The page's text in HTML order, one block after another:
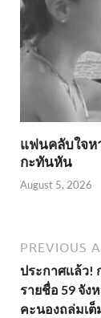
แฟนคลับใจห
กะทันหัน
August 5, 2026
PREVIOUS
ประกาศเเล้ว!
รายชื่อ 59 จัง
คะนองถล่มเ